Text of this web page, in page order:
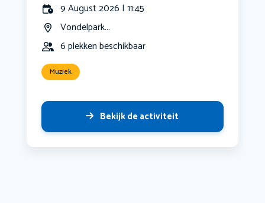
9 August 2026 | 11:45
Vondelpark...
6 plekken beschikbaar
Muziek
Bekijk de activiteit